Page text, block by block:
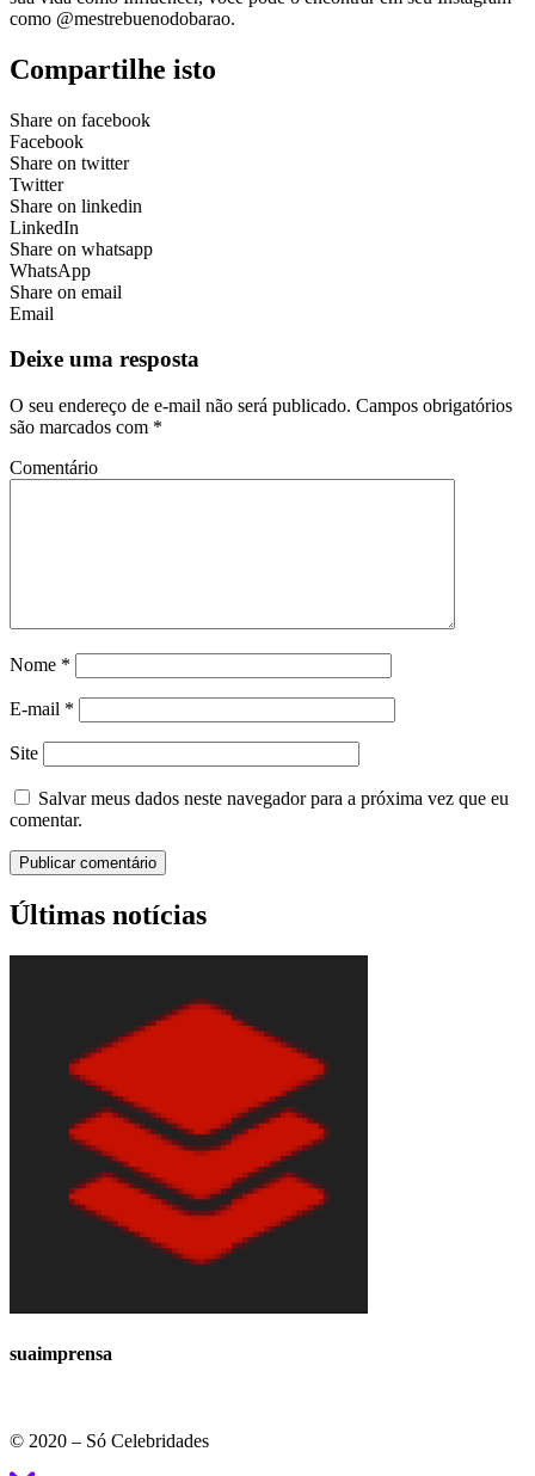
como @mestrebuenodobarao.
Compartilhe isto
Share on facebook
Facebook
Share on twitter
Twitter
Share on linkedin
LinkedIn
Share on whatsapp
WhatsApp
Share on email
Email
Deixe uma resposta
O seu endereço de e-mail não será publicado. Campos obrigatórios
são marcados com *
Comentário
Nome *
E-mail *
Site
Salvar meus dados neste navegador para a próxima vez que eu
comentar.
Últimas notícias
suaimprensa
© 2020 – Só Celebridades